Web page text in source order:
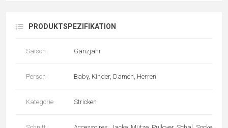
PRODUKTSPEZIFIKATION
Saison Ganzjahr
Person Baby, Kinder, Damen, Herren
Kategorie Stricken